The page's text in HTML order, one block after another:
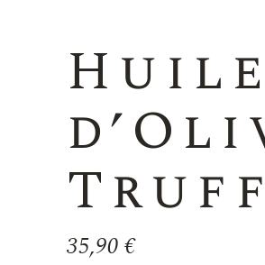
Huile
35,90€